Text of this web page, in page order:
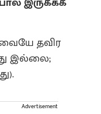
தவிர
இல்லை;
Advertisement